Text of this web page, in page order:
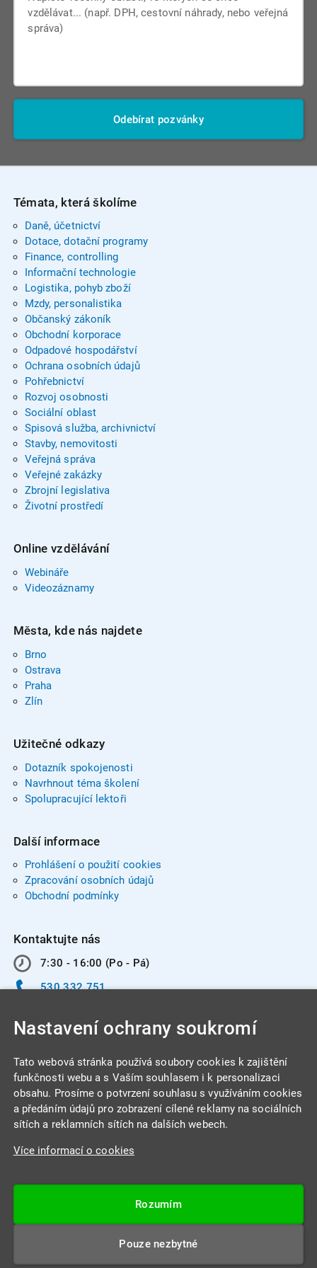
Odebírat pozvánky
Témata, která školíme
Daně, účetnictví
Dotace, dotační programy
Finance, controlling
Informační technologie
Logistika, pohyb zboží
Mzdy, personalistika
Občanský zákoník
Obchodní korporace
Odpadové hospodářství
Ochrana osobních údajů
Pohřebnictví
Rozvoj osobnosti
Sociální oblast
Spisová služba, archivnictví
Stavby, nemovitosti
Veřejná správa
Veřejné zakázky
Zbrojní legislativa
Životní prostředí
Online vzdělávání
Webináře
Videozáznamy
Města, kde nás najdete
Brno
Ostrava
Praha
Zlín
Užitečné odkazy
Dotazník spokojenosti
Navrhnout téma školení
Spolupracující lektoři
Další informace
Prohlášení o použití cookies
Zpracování osobních údajů
Obchodní podmínky
Kontaktujte nás
7:30 - 16:00 (Po - Pá)
530 332 751
INTEGRA CENTRUM s.r.o.
Jabloňová 662/7
Datová schránka: 4beca6d
Nastavení ochrany soukromí
Tato webová stránka používá soubory cookies k zajištění
funkčnosti webu a s Vaším souhlasem i k personalizaci
obsahu. Prosíme o potvrzení souhlasu s využíváním cookies
a předáním údajů pro zobrazení cílené reklamy na sociálních
sítích a reklamních sítích na dalších webech.
Více informací o cookies
Rozumím
Pouze nezbytné